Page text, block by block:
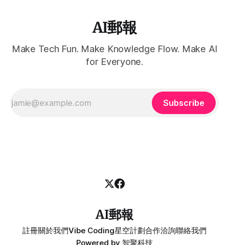
AI郵報
Make Tech Fun. Make Knowledge Flow. Make AI
for Everyone.
Subscribe
AI郵報
註冊關於我們Vibe Coding星空計劃合作洽詢聯絡我們
Powered by 智聚科技